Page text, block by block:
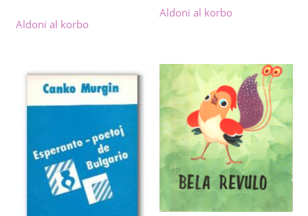
Aldoni al korbo
Aldoni al korbo